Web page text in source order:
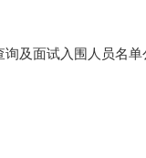
及面试入围人员名单